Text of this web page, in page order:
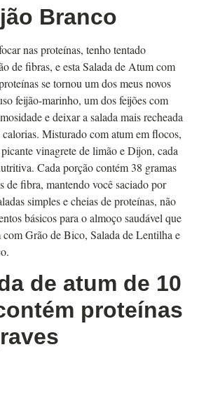
Branco
nas proteínas, tenho tentado
de fibras, e esta Salada de Atum com
se tornou um dos meus novos
feijão-marinho, um dos feijões com
e deixar a salada mais recheada
calorias. Misturado com atum em flocos,
vinagrete de limão e Dijon, cada
Cada porção contém 38 gramas
de fibra, mantendo você saciado por
simples e cheias de proteínas, não
básicos para o almoço saudável que
Grão de Bico, Salada de Lentilha e
de atum de 10
proteínas